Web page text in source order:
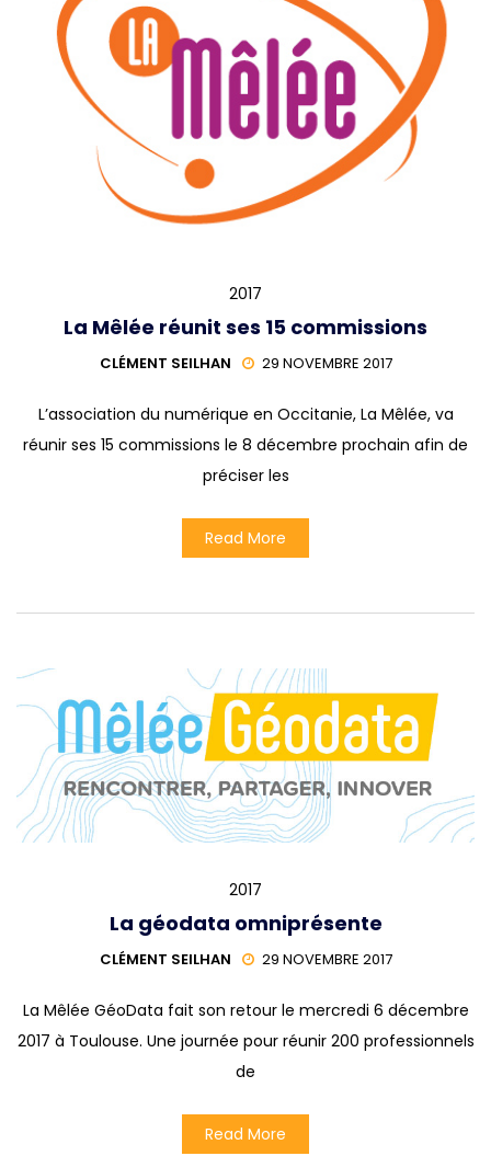
2017
La Mêlée réunit ses 15 commissions
CLÉMENT SEILHAN 29 NOVEMBRE 2017
L’association du numérique en Occitanie, La Mêlée, va
réunir ses 15 commissions le 8 décembre prochain afin de
préciser les
Read More
2017
La géodata omniprésente
CLÉMENT SEILHAN 29 NOVEMBRE 2017
La Mêlée GéoData fait son retour le mercredi 6 décembre
2017 à Toulouse. Une journée pour réunir 200 professionnels
de
Read More